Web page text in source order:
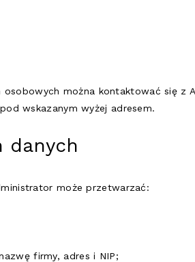
można kontaktować się z
wskazanym wyżej adresem.
danych
może przetwarzać:
firmy, adres i NIP;